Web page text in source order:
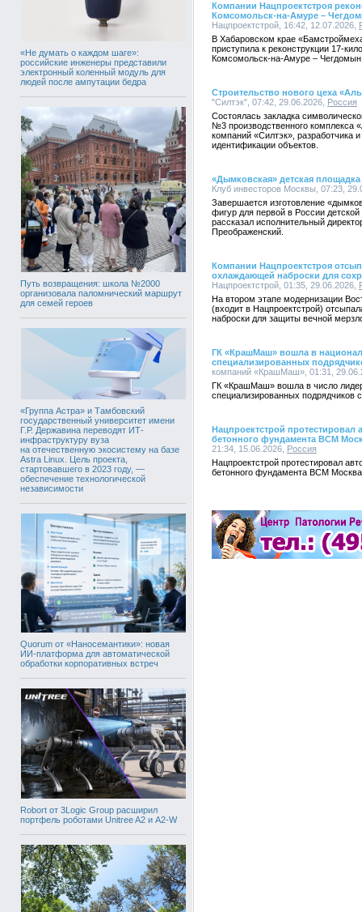
«Не думать о каждом шаге»:
российские инженеры представили
электронный коленный модуль для
людей после ампутации бедра
Путь возвращения: школа №2000
организовала паломнический маршрут
для семей героев
«Группа Астра» и Тамбовский
государственный университет имени
Г.Р. Державина переводят ИТ-
инфраструктуру вуза
на отечественную экосистему на базе
Astra Linux. Цель проекта,
стартовавшего в 2023 году, —
обеспечение технологической
независимости
Quorum от «Наносемантики»: новая
ИИ-платформа для автоматической
обработки корпоративных встреч
Robort от 3Logic Group расширил
портфель роботами Unitree A2 и A2-W
Компании Нацпроектстроя
Комсомольск-на-Амуре –
Нацпроектстрой, 16:42, 12.07.2026,
В Хабаровском крае
приступила к реконструкции 17-
Комсомольск-на-Амуре –
Строительство нового цеха
"Силтэк", 07:42, 29.06.2026, Россия
Состоялась закладка
№3 производственного комплекса
компаний «Силтэк», разработчика
идентификации объектов.
«Дымковская» детская площадка
Клуб инвесторов Москвы, 07:23,
Завершается изготовление
фигур для первой в России
рассказал исполнительный
Преображенский.
Компании Нацпроектстроя
охлаждающей наброски для
Нацпроектстрой, 01:35, 29.06.2026,
На втором этапе модернизации
(входит в Нацпроектстрой)
наброски для защиты вечной
ГК «КрашМаш» вошла в
специализированных
компаний «КрашМаш», 01:31,
ГК «КрашМаш» вошла в число
специализированных подрядчиков
Нацпроектстрой протестировал
бетонного фундамента ВСМ
21:34, 15.06.2026, Россия
Нацпроектстрой протестировал
бетонного фундамента ВСМ Москва